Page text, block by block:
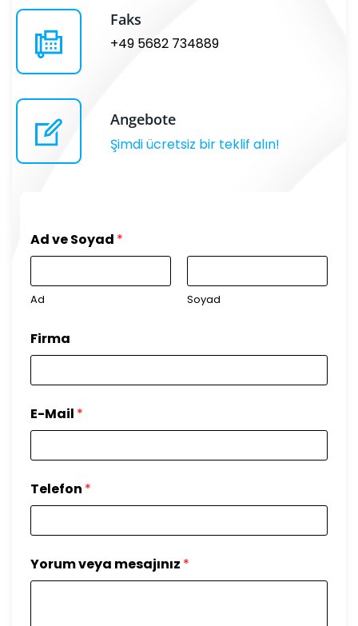
Faks
+49 5682 734889
Angebote
Şimdi ücretsiz bir teklif alın!
Ad ve Soyad *
Ad Soyad
Firma
E-Mail *
Telefon *
Yorum veya mesajınız *